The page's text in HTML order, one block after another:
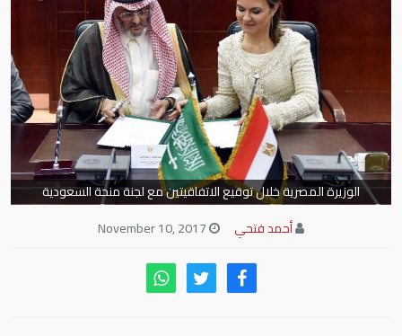
الوزيرة المصرية خلال توقيع الاتفاقيتين مع لجنة منحة السعودية
أحمد فتحي